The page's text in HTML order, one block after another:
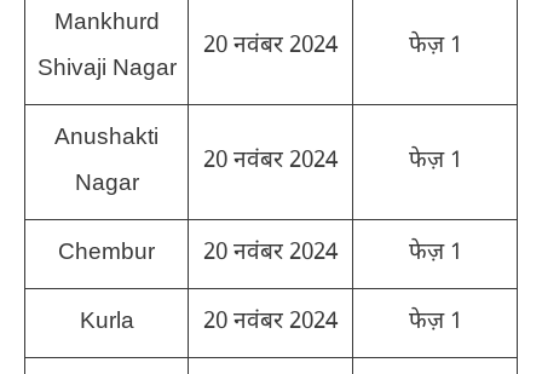
Mankhurd
Shivaji Nagar
20 नवंबर 2024 फेज़ 1
Anushakti
Nagar
20 नवंबर 2024 फेज़ 1
Chembur 20 नवंबर 2024 फेज़ 1
Kurla 20 नवंबर 2024 फेज़ 1